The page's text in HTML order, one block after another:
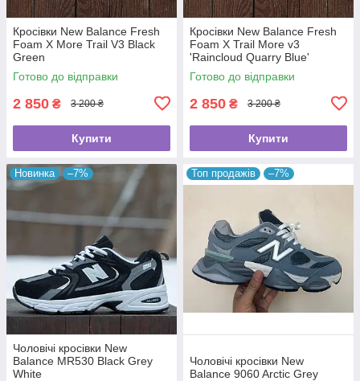
Кросівки New Balance Fresh
Foam X More Trail V3 Black
Green
Готово до відправки
2 850 ₴ 3 200 ₴
Купити
Кросівки New Balance Fresh
Foam X Trail More v3
'Raincloud Quarry Blue'
Готово до відправки
2 850 ₴ 3 200 ₴
Купити
Новинка –7%
Чоловічі кросівки New
Balance MR530 Black Grey
White
Топ продажів –7%
Чоловічі кросівки New
Balance 9060 Arctic Grey